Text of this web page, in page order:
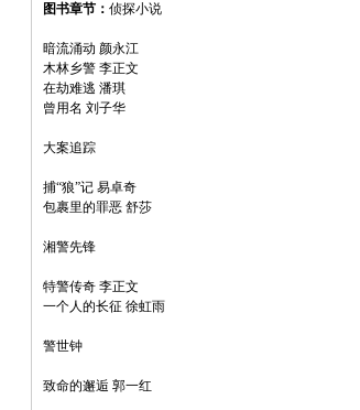
图书章节： 侦探小说
暗流涌动 颜永江
木林乡警 李正文
在劫难逃 潘琪
曾用名 刘子华
大案追踪
捕“狼”记 易卓奇
包裹里的罪恶 舒莎
湘警先锋
特警传奇 李正文
一个人的长征 徐虹雨
警世钟
致命的邂逅 郭一红